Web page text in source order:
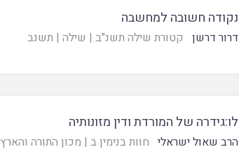
נקודה חשובה למחשבה
דרור דרשן קטורת שילה תשנ"ב | שילה | תשנב
לו:גידרה של המורדת ודין מזונותיה
הרב שאול ישראלי חוות בנימין ב | מכון התורה והארץ